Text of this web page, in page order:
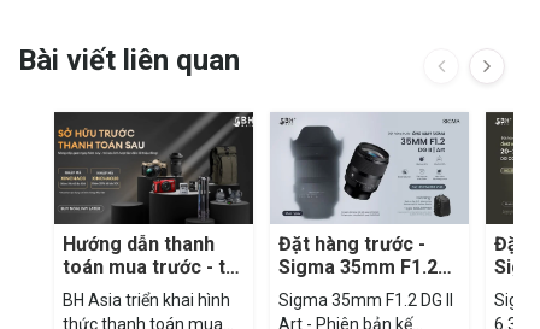
Bài viết liên quan
Hướng dẫn thanh
toán mua trước - trả
sau qua Fundiin tại
BH Asia
BH Asia triển khai hình
thức thanh toán mua
Đặt hàng trước -
Sigma 35mm F1.2
DG II Art
Sigma 35mm F1.2 DG II
Art - Phiên bản kế
Đặt
6.3